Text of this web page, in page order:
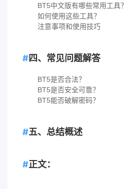
BT5中文版有哪些常用工具？
如何使用这些工具？
注意事项和使用技巧
四、常见问题解答
BT5是否合法？
BT5是否安全可靠？
BT5能否破解密码？
五、总结概述
正文：